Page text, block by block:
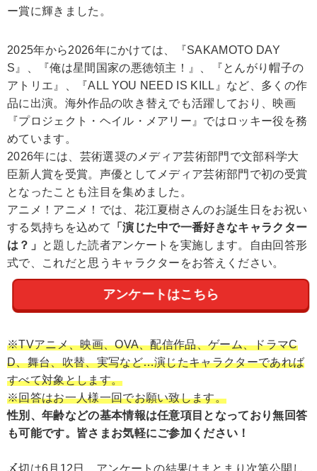
ー賞に輝きました。
2025年から2026年にかけては、『SAKAMOTO DAY
S』、『俺は星間国家の悪徳領主！』、『とんがり帽子の
アトリエ』、『ALL YOU NEED IS KILL』など、多くの作
品に出演。海外作品の吹き替えでも活躍しており、映画
『プロジェクト・ヘイル・メアリー』ではロッキー役を務
めています。
2026年には、芸術選奨のメディア芸術部門で文部科学大
臣新人賞を受賞。声優としてメディア芸術部門で初の受賞
となったことも注目を集めました。
アニメ！アニメ！では、花江夏樹さんのお誕生日をお祝い
する気持ちを込めて
「演じた中で一番好きなキャラクター
は？」
と題した読者アンケートを実施します。自由回答形
式で、これだと思うキャラクターをお答えください。
アンケートはこちら
※TVアニメ、映画、OVA、配信作品、ゲーム、ドラマC
D、舞台、吹替、実写など…演じたキャラクターであれば
すべて対象とします。
※回答はお一人様一回でお願い致します。
性別、年齢などの基本情報は任意項目となっており無回答
も可能です。皆さまお気軽にご参加ください！
〆切は6月12日。アンケートの結果はまとまり次第公開し